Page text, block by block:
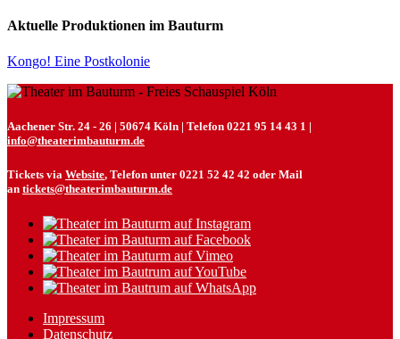
Aktuelle Produktionen im Bauturm
Kongo! Eine Postkolonie
Aachener Str. 24 - 26 | 50674 Köln | Telefon 0221 95 14 43 1 |
info@theaterimbauturm.de
Tickets via Website, Telefon unter 0221 52 42 42 oder Mail
an tickets@theaterimbauturm.de
Impressum
Datenschutz